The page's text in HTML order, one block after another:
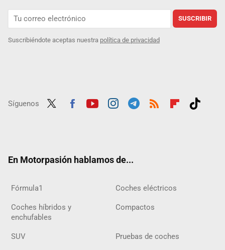
SUSCRIBIR
Suscribiéndote aceptas nuestra política de privacidad
Síguenos
En Motorpasión hablamos de...
Fórmula1 Coches eléctricos
Coches híbridos y
enchufables
Compactos
SUV Pruebas de coches